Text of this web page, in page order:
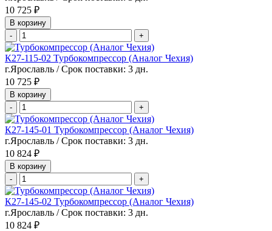
10 725 ₽
В корзину
-
+
К27-115-02 Турбокомпрессор (Аналог Чехия)
г.Ярославль / Срок поставки: 3 дн.
10 725 ₽
В корзину
-
+
К27-145-01 Турбокомпрессор (Аналог Чехия)
г.Ярославль / Срок поставки: 3 дн.
10 824 ₽
В корзину
-
+
К27-145-02 Турбокомпрессор (Аналог Чехия)
г.Ярославль / Срок поставки: 3 дн.
10 824 ₽